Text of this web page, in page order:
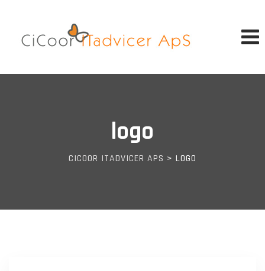
content
logo
CICOOR ITADVICER APS > LOGO